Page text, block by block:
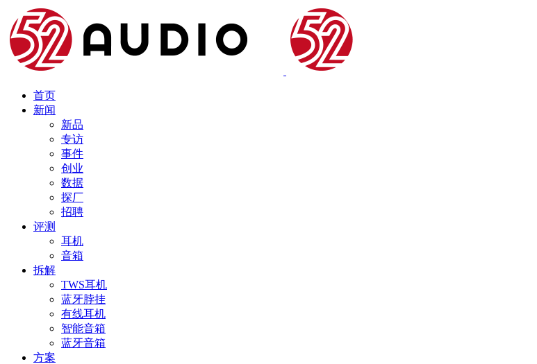
首页
新闻
新品
专访
事件
创业
数据
探厂
招聘
评测
耳机
音箱
拆解
TWS耳机
蓝牙脖挂
有线耳机
智能音箱
蓝牙音箱
方案